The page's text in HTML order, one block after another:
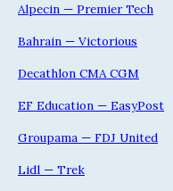
Alpecin — Premier Tech
Bahrain — Victorious
Decathlon CMA CGM
EF Education — EasyPost
Groupama — FDJ United
Lidl — Trek